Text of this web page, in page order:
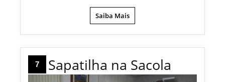
Saiba Mais
7 Sapatilha na Sacola